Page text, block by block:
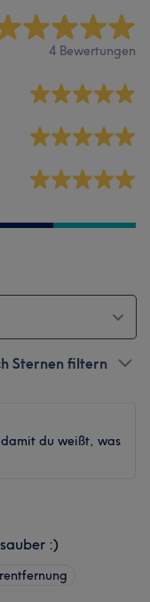
4 Bewertungen
Sternen filtern
damit du weißt, was
:)